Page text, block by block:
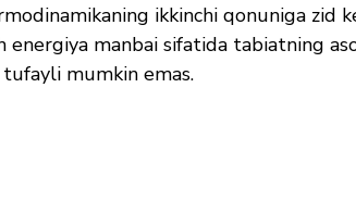
ikkinchi qonuniga zid
energiya manbai sifatida tabiatning
mumkin emas.